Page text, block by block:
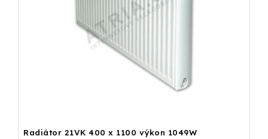
Radiátor 21VK 400 x 1100 výkon 1049W